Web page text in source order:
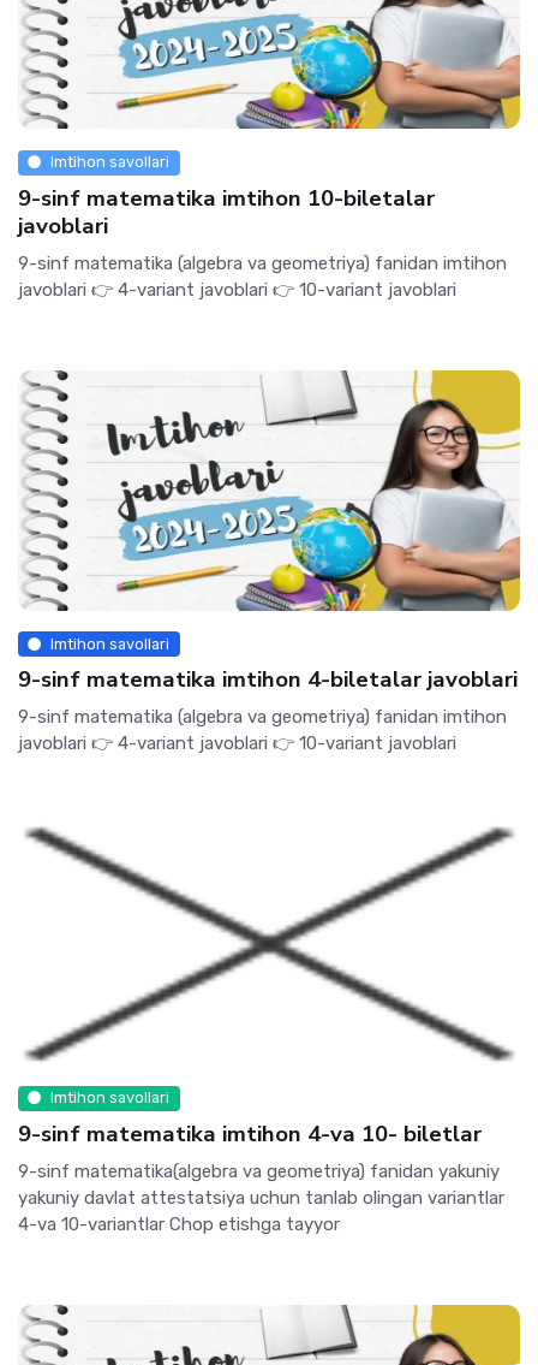
Imtihon savollari
9-sinf matematika imtihon 10-biletalar
javoblari
9-sinf matematika (algebra va geometriya) fanidan imtihon
javoblari 👉 4-variant javoblari 👉 10-variant javoblari
Imtihon savollari
9-sinf matematika imtihon 4-biletalar javoblari
9-sinf matematika (algebra va geometriya) fanidan imtihon
javoblari 👉 4-variant javoblari 👉 10-variant javoblari
Imtihon savollari
9-sinf matematika imtihon 4-va 10- biletlar
9-sinf matematika(algebra va geometriya) fanidan yakuniy
yakuniy davlat attestatsiya uchun tanlab olingan variantlar
4-va 10-variantlar Chop etishga tayyor